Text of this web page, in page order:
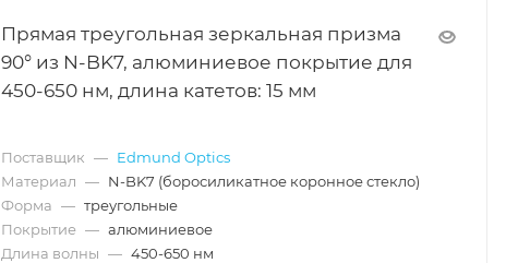
Прямая треугольная зеркальная призма
90° из N-BK7, алюминиевое покрытие для
450-650 нм, длина катетов: 15 мм
Поставщик — Edmund Optics
Материал — N-BK7 (боросиликатное коронное стекло)
Форма — треугольные
Покрытие — алюминиевое
Длина волны — 450-650 нм